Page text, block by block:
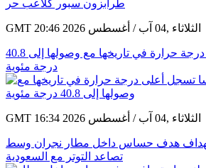
GMT 20:46 2026 الثلاثاء ,04 آب / أغسطس
النمسا تسجل أعلى درجة حرارة في تاريخها مع وصولها إلى 40.8
درجة مئوية
GMT 16:34 2026 الثلاثاء ,04 آب / أغسطس
هدف حساس داخل مطار نجران وسط
تصاعد التوتر مع السعودية